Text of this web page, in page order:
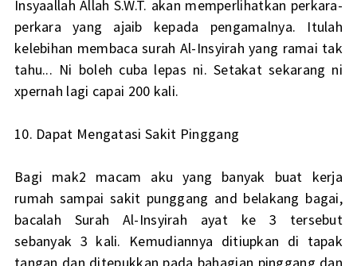
Insyaallah Allah S.W.T. akan memperlihatkan perkara-
perkara yang ajaib kepada pengamalnya. Itulah
kelebihan membaca surah Al-Insyirah yang ramai tak
tahu... Ni boleh cuba lepas ni. Setakat sekarang ni
xpernah lagi capai 200 kali.
10. Dapat Mengatasi Sakit Pinggang
Bagi mak2 macam aku yang banyak buat kerja
rumah sampai sakit punggang and belakang bagai,
bacalah Surah Al-Insyirah ayat ke 3 tersebut
sebanyak 3 kali. Kemudiannya ditiupkan di tapak